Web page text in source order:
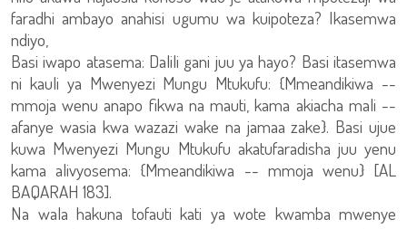
faradhi ambayo anahisi ugumu wa kuipoteza? Ikasemwa
ndiyo,
Basi iwapo atasema: Dalili gani juu ya hayo? Basi itasemwa
ni kauli ya Mwenyezi Mungu Mtukufu: {Mmeandikiwa --
mmoja wenu anapo fikwa na mauti, kama akiacha mali --
afanye wasia kwa wazazi wake na jamaa zake}. Basi ujue
kuwa Mwenyezi Mungu Mtukufu akatufaradisha juu yenu
kama alivyosema: {Mmeandikiwa -- mmoja wenu} [AL
BAQARAH 183].
Na wala hakuna tofauti kati ya wote kwamba mwenye